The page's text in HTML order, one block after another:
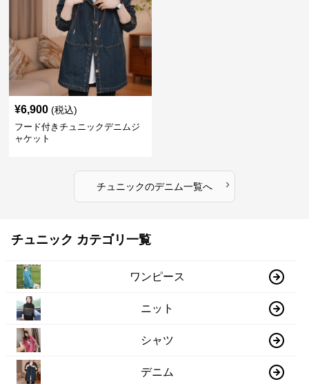
¥6,900 (税込)
フード付きチュニックデニムジ
ャケット
チュニックのデニム一覧へ ›
チュニック カテゴリ一覧
ワンピース
ニット
シャツ
デニム